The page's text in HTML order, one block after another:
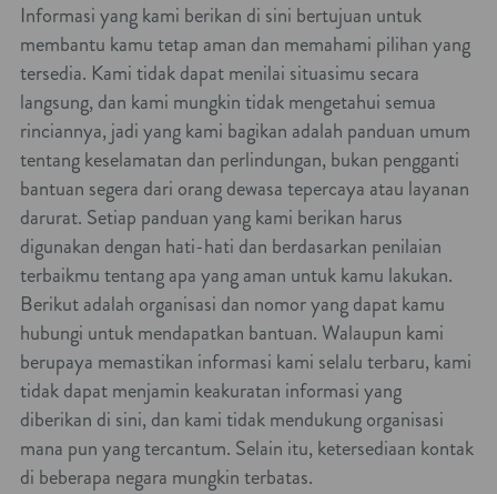
Informasi yang kami berikan di sini bertujuan untuk
membantu kamu tetap aman dan memahami pilihan yang
tersedia. Kami tidak dapat menilai situasimu secara
langsung, dan kami mungkin tidak mengetahui semua
rinciannya, jadi yang kami bagikan adalah panduan umum
tentang keselamatan dan perlindungan, bukan pengganti
bantuan segera dari orang dewasa tepercaya atau layanan
darurat. Setiap panduan yang kami berikan harus
digunakan dengan hati-hati dan berdasarkan penilaian
terbaikmu tentang apa yang aman untuk kamu lakukan.
Berikut adalah organisasi dan nomor yang dapat kamu
hubungi untuk mendapatkan bantuan. Walaupun kami
berupaya memastikan informasi kami selalu terbaru, kami
tidak dapat menjamin keakuratan informasi yang
diberikan di sini, dan kami tidak mendukung organisasi
mana pun yang tercantum. Selain itu, ketersediaan kontak
di beberapa negara mungkin terbatas.